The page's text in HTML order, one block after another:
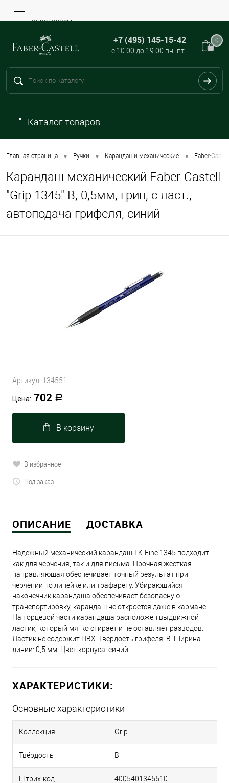
определяем...
+7 (495) 145-15-42
с 10:00 до 19:00 пн.-пт.
0
Каталог товаров
Главная страница • Ручки • Карандаши механические • Faber-Castell
Карандаш механический Faber-Castell
"Grip 1345" B, 0,5мм, грип, с ласт.,
автоподача грифеля, синий
Артикул: 134551
Цена: 702 Р
В корзину
В избранное
Под заказ
ОПИСАНИЕ ДОСТАВКА
Надежный механический карандаш TK-Fine 1345 подходит
как для черчения, так и для письма. Прочная жесткая
направляющая обеспечивает точный результат при
черчении по линейке или трафарету. Убирающийся
наконечник карандаша обеспечивает безопасную
транспортировку, карандаш не откроется даже в кармане.
На торцевой части карандаша расположен выдвижной
ластик, который мягко стирает и не оставляет разводов.
Ластик не содержит ПВХ. Твердость грифеля: B. Ширина
линии: 0,5 мм. Цвет корпуса: синий.
ХАРАКТЕРИСТИКИ:
Основные характеристики
Коллекция Grip
Твёрдость B
Штрих-код 4005401345510